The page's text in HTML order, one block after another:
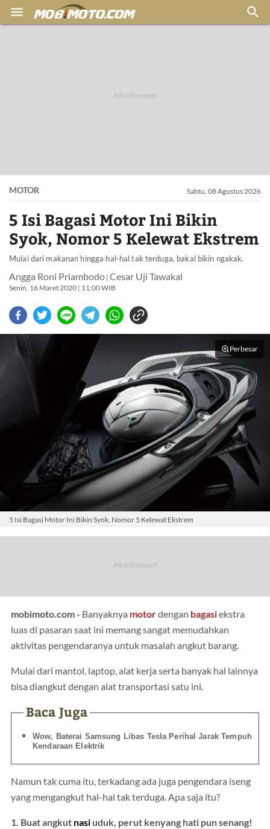
 
MOTOR Sabtu, 08 Agustus 2026
5 Isi Bagasi Motor Ini Bikin
Syok, Nomor 5 Kelewat Ekstrem
Mulai dari makanan hingga hal-hal tak terduga, bakal bikin ngakak.
Angga Roni Priambodo | Cesar Uji Tawakal
Senin, 16 Maret 2020 | 11:00 WIB
Perbesar
5 Isi Bagasi Motor Ini Bikin Syok, Nomor 5 Kelewat Ekstrem
mobimoto.com - Banyaknya motordengan bagasiekstra
luas di pasaran saat ini memang sangat memudahkan
aktivitas pengendaranya untuk masalah angkut barang.
Mulai dari mantol, laptop, alat kerja serta banyak hal lainnya
bisa diangkut dengan alat transportasi satu ini.
Baca Juga
Wow, Baterai Samsung Libas Tesla Perihal Jarak Tempuh
Kendaraan Elektrik
Namun tak cuma itu, terkadang ada juga pengendara iseng
yang mengangkut hal-hal tak terduga. Apa saja itu?
1. Buat angkut nasi uduk, perut kenyang hati pun senang!